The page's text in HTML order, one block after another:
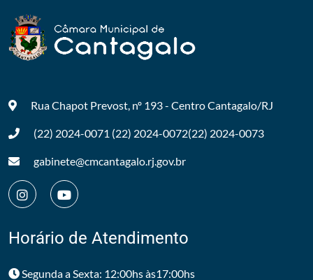
Rua Chapot Prevost, nº 193 - CentroCantagalo/RJ
(22) 2024-0071 (22) 2024-0072(22) 2024-0073
gabinete@cmcantagalo.rj.gov.br
Horário de Atendimento
Segunda a Sexta: 12:00hs às17:00hs